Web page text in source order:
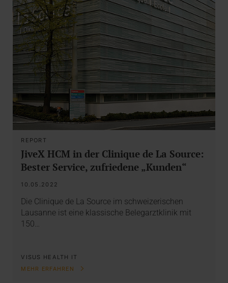
REPORT
JiveX HCM in der Clinique de La Source:
Bester Service, zufriedene „Kunden“
10.05.2022
Die Clinique de La Source im schweizerischen
Lausanne ist eine klassische Belegarztklinik mit
150…
VISUS HEALTH IT
MEHR ERFAHREN